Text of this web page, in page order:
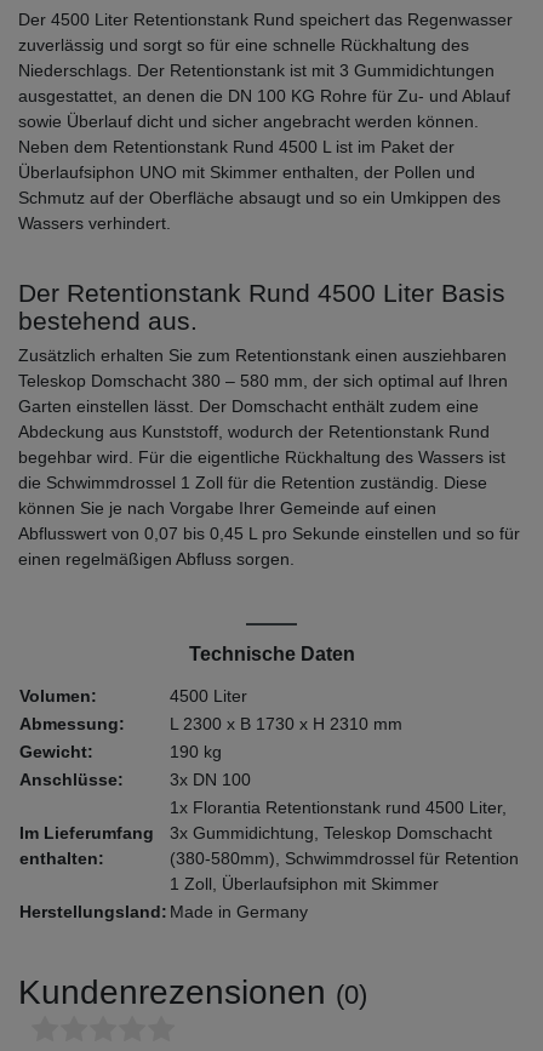
Der 4500 Liter Retentionstank Rund speichert das Regenwasser
zuverlässig und sorgt so für eine schnelle Rückhaltung des
Niederschlags. Der Retentionstank ist mit 3 Gummidichtungen
ausgestattet, an denen die DN 100 KG Rohre für Zu- und Ablauf
sowie Überlauf dicht und sicher angebracht werden können.
Neben dem Retentionstank Rund 4500 L ist im Paket der
Überlaufsiphon UNO mit Skimmer enthalten, der Pollen und
Schmutz auf der Oberfläche absaugt und so ein Umkippen des
Wassers verhindert.
Der Retentionstank Rund 4500 Liter Basis
bestehend aus.
Zusätzlich erhalten Sie zum Retentionstank einen ausziehbaren
Teleskop Domschacht 380 – 580 mm, der sich optimal auf Ihren
Garten einstellen lässt. Der Domschacht enthält zudem eine
Abdeckung aus Kunststoff, wodurch der Retentionstank Rund
begehbar wird. Für die eigentliche Rückhaltung des Wassers ist
die Schwimmdrossel 1 Zoll für die Retention zuständig. Diese
können Sie je nach Vorgabe Ihrer Gemeinde auf einen
Abflusswert von 0,07 bis 0,45 L pro Sekunde einstellen und so für
einen regelmäßigen Abfluss sorgen.
Technische Daten
Volumen:
4500 Liter
Abmessung:
L 2300 x B 1730 x H 2310 mm
Gewicht:
190 kg
Anschlüsse:
3x DN 100
Im Lieferumfang
enthalten:
1x Florantia Retentionstank rund 4500 Liter,
3x Gummidichtung, Teleskop Domschacht
(380-580mm), Schwimmdrossel für Retention
1 Zoll, Überlaufsiphon mit Skimmer
Herstellungsland: Made in Germany
Kundenrezensionen (0)